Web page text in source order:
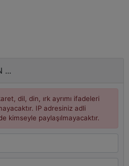
...
dil, din, ırk ayrımı ifadeleri
IP adresiniz adli
kimseyle paylaşılmayacaktır.